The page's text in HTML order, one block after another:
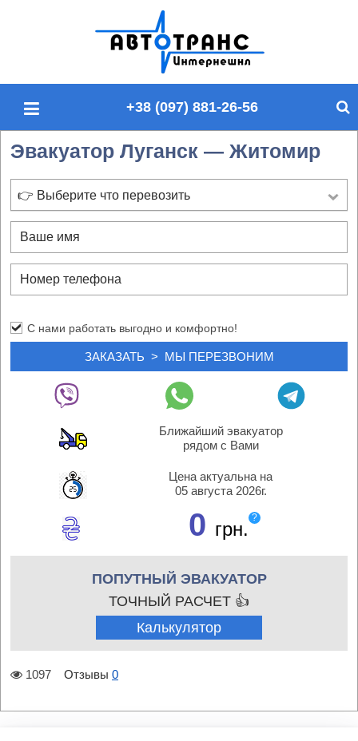
п
о
й
у
+38 (097) 881-26-56
Эвакуатор Луганск — Житомир
👉 Выберите что перевозить
С нами работать выгодно и комфортно!
Ближайший эвакуатор
рядом с Вами
Цена актуальна на
05 августа 2026г.
0 грн.
?
ПОПУТНЫЙ ЭВАКУАТОР
ТОЧНЫЙ РАСЧЕТ 👍
Калькулятор
1097 Отзывы 0